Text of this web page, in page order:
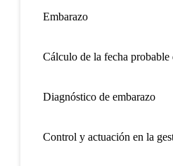
Embarazo
Cálculo de la fecha probable
Diagnóstico de embarazo
Control y actuación en la